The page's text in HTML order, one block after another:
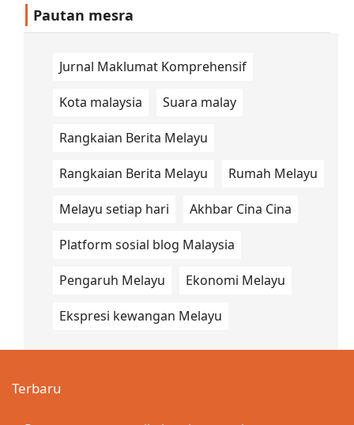
Pautan mesra
Jurnal Maklumat Komprehensif
Kota malaysia Suara malay
Rangkaian Berita Melayu
Rangkaian Berita Melayu Rumah Melayu
Melayu setiap hari Akhbar Cina Cina
Platform sosial blog Malaysia
Pengaruh Melayu Ekonomi Melayu
Ekspresi kewangan Melayu
Terbaru